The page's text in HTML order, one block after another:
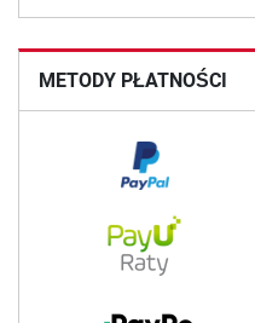
METODY PŁATNOŚCI